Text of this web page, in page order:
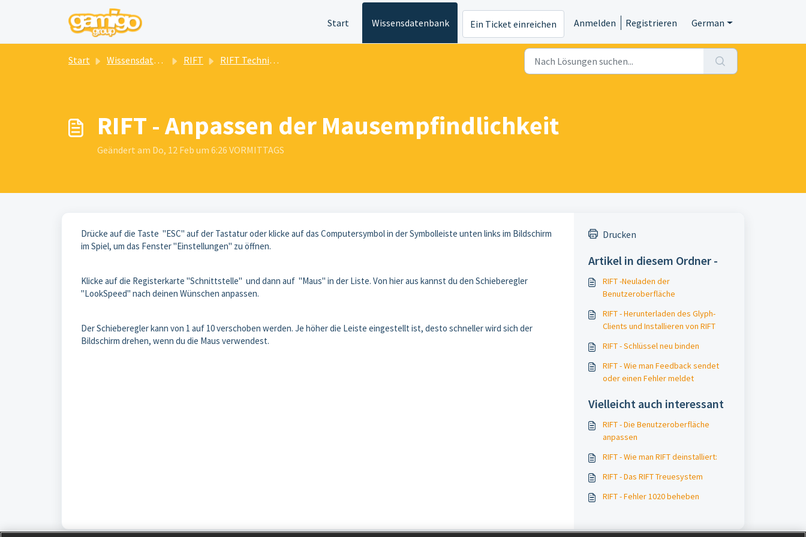
Zum hauptsächlichen Inhalt gehen
Start
Wissensdatenbank Ein Ticket einreichen Anmelden Registrieren German
Start Wissensdatenbank RIFT RIFT Technischer Support
RIFT - Anpassen der Mausempfindlichkeit
Geändert am Do, 12 Feb um 6:26 VORMITTAGS
Drücke auf die Taste "ESC" auf der Tastatur oder klicke auf das Computersymbol in der Symbolleiste unten links im Bildschirm
im Spiel, um das Fenster "Einstellungen" zu öffnen.
Klicke auf die Registerkarte "Schnittstelle" und dann auf "Maus" in der Liste. Von hier aus kannst du den Schieberegler
"LookSpeed" nach deinen Wünschen anpassen.
Der Schieberegler kann von 1 auf 10 verschoben werden. Je höher die Leiste eingestellt ist, desto schneller wird sich der
Bildschirm drehen, wenn du die Maus verwendest.
Drucken
Artikel in diesem Ordner -
RIFT -Neuladen der
Benutzeroberfläche
RIFT - Herunterladen des Glyph-
Clients und Installieren von RIFT
RIFT - Schlüssel neu binden
RIFT - Wie man Feedback sendet
oder einen Fehler meldet
Vielleicht auch interessant
RIFT - Die Benutzeroberfläche
anpassen
RIFT - Wie man RIFT deinstalliert:
RIFT - Das RIFT Treuesystem
RIFT - Fehler 1020 beheben